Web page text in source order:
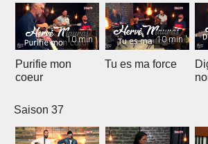
10 min
Purifie mon
coeur
10 min
Tu es ma force
Saison 37